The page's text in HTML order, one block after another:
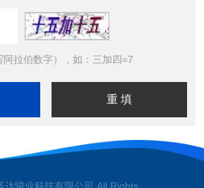
拉伯数字），如：三加四=7